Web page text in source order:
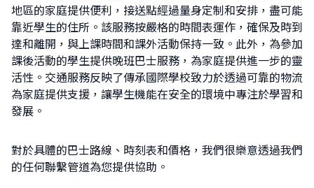
地區的家庭提供便利，接送點經過量身定制和安排，盡可能
靠近學生的住所。該服務按嚴格的時間表運作，確保及時到
達和離開，與上課時間和課外活動保持一致。此外，為參加
課後活動的學生提供晚班巴士服務，為家庭提供進一步的靈
活性。交通服務反映了傳承國際學校致力於透過可靠的物流
為家庭提供支援，讓學生機能在安全的環境中專注於學習和
發展。
對於具體的巴士路線、時刻表和價格，我們很樂意透過我們
的任何聯繫管道為您提供協助。